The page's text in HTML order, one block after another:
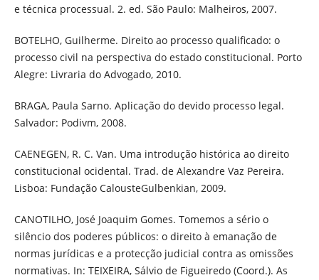
e técnica processual. 2. ed. São Paulo: Malheiros, 2007.
BOTELHO, Guilherme. Direito ao processo qualificado: o
processo civil na perspectiva do estado constitucional. Porto
Alegre: Livraria do Advogado, 2010.
BRAGA, Paula Sarno. Aplicação do devido processo legal.
Salvador: Podivm, 2008.
CAENEGEN, R. C. Van. Uma introdução histórica ao direito
constitucional ocidental. Trad. de Alexandre Vaz Pereira.
Lisboa: Fundação CalousteGulbenkian, 2009.
CANOTILHO, José Joaquim Gomes. Tomemos a sério o
silêncio dos poderes públicos: o direito à emanação de
normas jurídicas e a protecção judicial contra as omissões
normativas. In: TEIXEIRA, Sálvio de Figueiredo (Coord.). As